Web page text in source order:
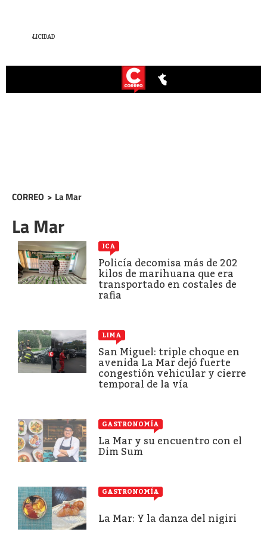
CORREO > La Mar
La Mar
ICA
Policía decomisa más de 202
kilos de marihuana que era
transportado en costales de
rafia
LIMA
San Miguel: triple choque en
avenida La Mar dejó fuerte
congestión vehicular y cierre
temporal de la vía
GASTRONOMÍA
La Mar y su encuentro con el
Dim Sum
GASTRONOMÍA
La Mar: Y la danza del nigiri